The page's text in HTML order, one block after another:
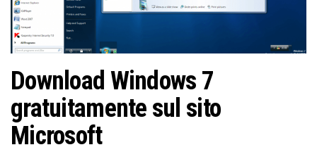
Download Windows 7
gratuitamente sul sito
Microsoft